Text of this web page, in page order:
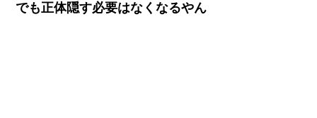
でも正体隠す必要はなくなるやん